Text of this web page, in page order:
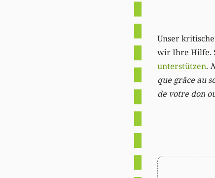
Unser
wir Ihre Hilfe.
unterstützen.
que grâce au
de votre don